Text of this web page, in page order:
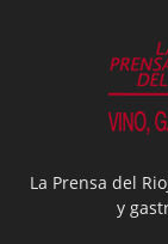
La Prensa del
y